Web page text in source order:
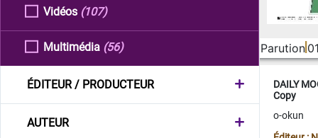
Vidéos (107)
Multimédia (56)
ÉDITEUR / PRODUCTEUR
AUTEUR
Parution
DAILY
Copy
o-okun